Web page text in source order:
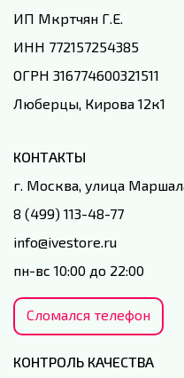
ИП Мкртчян Г.Е.
ИНН 772157254385
ОГРН 316774600321511
Люберцы, Кирова 12к1
КОНТАКТЫ
г. Москва, улица
8 (499) 113-48-77
info@ivestore.ru
пн-вс 10:00 до 22:00
Сломался телефон
КОНТРОЛЬ КАЧЕСТВА